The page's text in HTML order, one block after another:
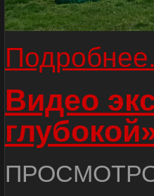
Видео